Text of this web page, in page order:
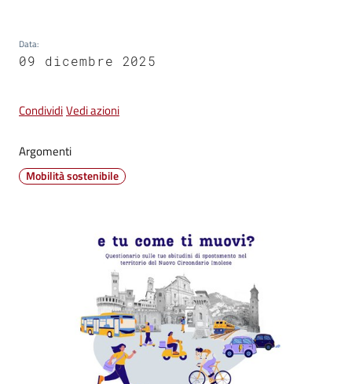
su
Data:
09 dicembre 2025
CondividiVedi azioni
Argomenti
Mobilità sostenibile